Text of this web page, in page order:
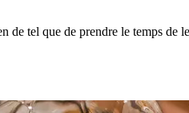
de tel que de prendre le temps de